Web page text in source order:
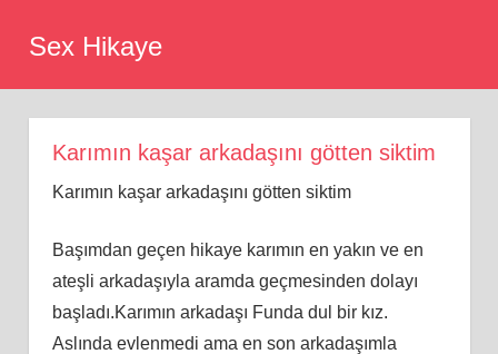
Sex Hikaye
Karımın kaşar arkadaşını götten siktim
Karımın kaşar arkadaşını götten siktim
Başımdan geçen hikaye karımın en yakın ve en
ateşli arkadaşıyla aramda geçmesinden dolayı
başladı.Karımın arkadaşı Funda dul bir kız.
Aslında evlenmedi ama en son arkadaşımla